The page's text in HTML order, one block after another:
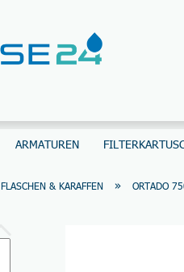
ARMATUREN
FLASCHEN & KARAFFEN » ORTADO